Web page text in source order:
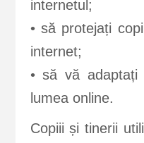
internetul;
• să protejați
internet;
• să vă adaptați
lumea online.
Copiii și tinerii